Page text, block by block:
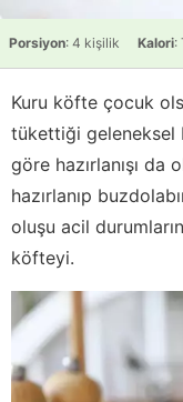
Porsiyon: 4 kişilik Kalori:
Kuru köfte çocuk
tükettiği geleneksel
göre hazırlanışı
hazırlanıp
oluşu acil
köfteyi.